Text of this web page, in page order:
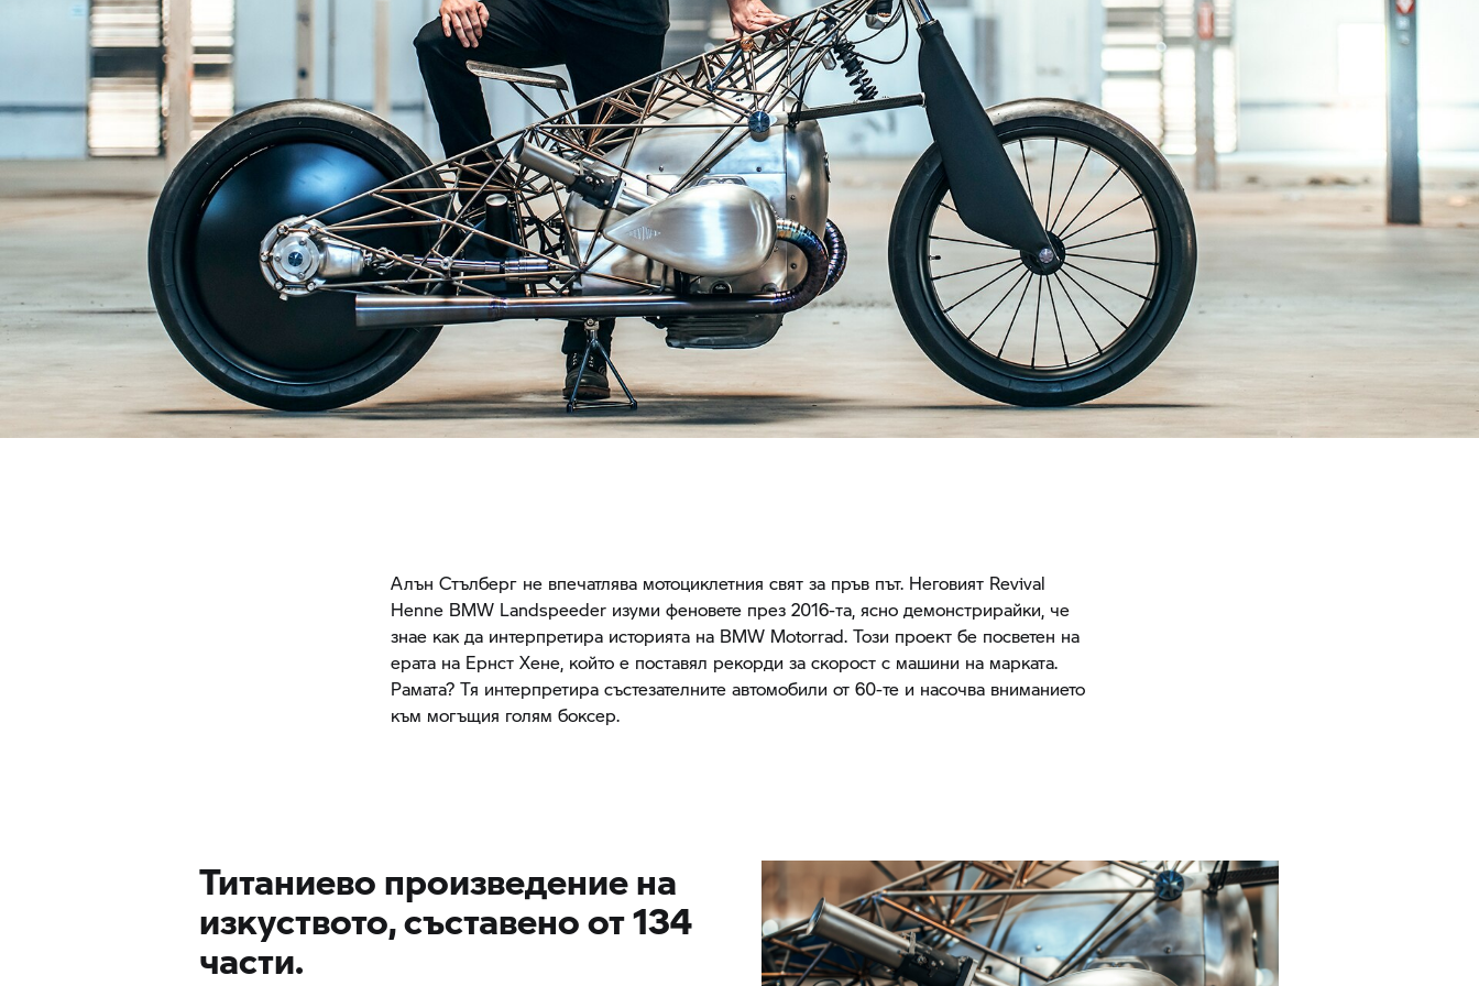
Алън Стълберг не впечатлява мотоциклетния свят за пръв път. Неговият Revival
Henne BMW Landspeeder изуми феновете през 2016-та, ясно демонстрирайки, че
знае как да интерпретира историята на BMW Motorrad. Този проект бе посветен на
ерата на Ернст Хене, който е поставял рекорди за скорост с машини на марката.
Рамата? Тя интерпретира състезателните автомобили от 60-те и насочва вниманието
към могъщия голям боксер.
Титаниево произведение на
изкуството, съставено от 134
части.